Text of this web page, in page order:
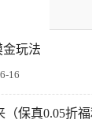
护宝藏的远古巨
免费享受，真正
玩法
16
保真0.05折福